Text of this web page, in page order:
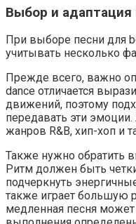
Выбор и адаптация
При выборе песни для
учитывать несколько
Прежде всего, важно
dance отличается
движений, поэтому
передавать эти
жанров R&B, хип-хоп и
Также нужно обратить
Ритм должен быть
подчеркнуть
также играет большую
медленная песня может